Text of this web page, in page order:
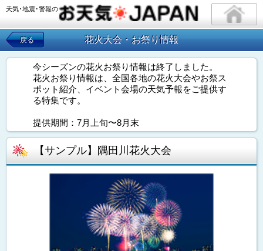
天気･地震･警報の
戻る 花火大会・お祭り情報
今シーズンの花火お祭り情報は終了しました。
花火お祭り情報は、全国各地の花火大会やお祭ス
ポット紹介、イベント会場の天気予報をご提供す
る特集です。
提供期間：7月上旬〜8月末
【サンプル】隅田川花火大会